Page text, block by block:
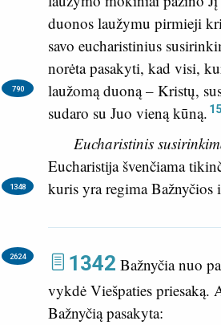
duonos laužymu pirmieji
savo eucharistinius
norėta pasakyti, kad visi,
laužomą duoną – Kristų,
790
sudaro su Juo vieną kūną.
Eucharistinis
Eucharistija švenčiama
kuris yra regima Bažnyčios
1348
1342
2624
Bažnyčia nuo
vykdė Viešpaties priesaką.
Bažnyčią pasakyta: